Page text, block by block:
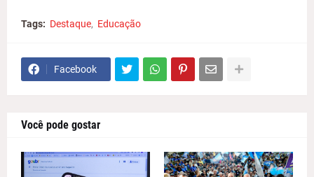
Tags: Destaque Educação
Facebook
Você pode gostar